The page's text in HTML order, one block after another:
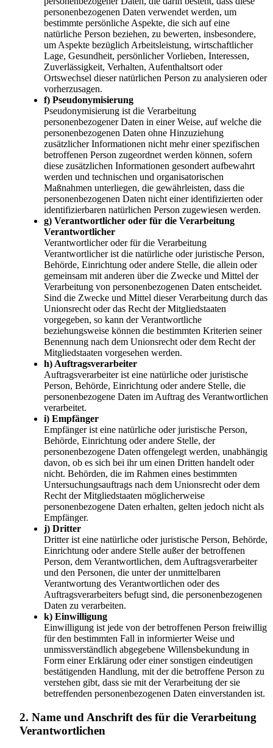
personenbezogenen Daten verwendet werden, um
bestimmte persönliche Aspekte, die sich auf eine
natürliche Person beziehen, zu bewerten, insbesondere,
um Aspekte bezüglich Arbeitsleistung, wirtschaftlicher
Lage, Gesundheit, persönlicher Vorlieben, Interessen,
Zuverlässigkeit, Verhalten, Aufenthaltsort oder
Ortswechsel dieser natürlichen Person zu analysieren oder
vorherzusagen.
f) Pseudonymisierung
Pseudonymisierung ist die Verarbeitung
personenbezogener Daten in einer Weise, auf welche die
personenbezogenen Daten ohne Hinzuziehung
zusätzlicher Informationen nicht mehr einer spezifischen
betroffenen Person zugeordnet werden können, sofern
diese zusätzlichen Informationen gesondert aufbewahrt
werden und technischen und organisatorischen
Maßnahmen unterliegen, die gewährleisten, dass die
personenbezogenen Daten nicht einer identifizierten oder
identifizierbaren natürlichen Person zugewiesen werden.
g) Verantwortlicher oder für die Verarbeitung
Verantwortlicher
Verantwortlicher oder für die Verarbeitung
Verantwortlicher ist die natürliche oder juristische Person,
Behörde, Einrichtung oder andere Stelle, die allein oder
gemeinsam mit anderen über die Zwecke und Mittel der
Verarbeitung von personenbezogenen Daten entscheidet.
Sind die Zwecke und Mittel dieser Verarbeitung durch das
Unionsrecht oder das Recht der Mitgliedstaaten
vorgegeben, so kann der Verantwortliche
beziehungsweise können die bestimmten Kriterien seiner
Benennung nach dem Unionsrecht oder dem Recht der
Mitgliedstaaten vorgesehen werden.
h) Auftragsverarbeiter
Auftragsverarbeiter ist eine natürliche oder juristische
Person, Behörde, Einrichtung oder andere Stelle, die
personenbezogene Daten im Auftrag des Verantwortlichen
verarbeitet.
i) Empfänger
Empfänger ist eine natürliche oder juristische Person,
Behörde, Einrichtung oder andere Stelle, der
personenbezogene Daten offengelegt werden, unabhängig
davon, ob es sich bei ihr um einen Dritten handelt oder
nicht. Behörden, die im Rahmen eines bestimmten
Untersuchungsauftrags nach dem Unionsrecht oder dem
Recht der Mitgliedstaaten möglicherweise
personenbezogene Daten erhalten, gelten jedoch nicht als
Empfänger.
j) Dritter
Dritter ist eine natürliche oder juristische Person, Behörde,
Einrichtung oder andere Stelle außer der betroffenen
Person, dem Verantwortlichen, dem Auftragsverarbeiter
und den Personen, die unter der unmittelbaren
Verantwortung des Verantwortlichen oder des
Auftragsverarbeiters befugt sind, die personenbezogenen
Daten zu verarbeiten.
k) Einwilligung
Einwilligung ist jede von der betroffenen Person freiwillig
für den bestimmten Fall in informierter Weise und
unmissverständlich abgegebene Willensbekundung in
Form einer Erklärung oder einer sonstigen eindeutigen
bestätigenden Handlung, mit der die betroffene Person zu
verstehen gibt, dass sie mit der Verarbeitung der sie
betreffenden personenbezogenen Daten einverstanden ist.
2. Name und Anschrift des für die Verarbeitung
Verantwortlichen